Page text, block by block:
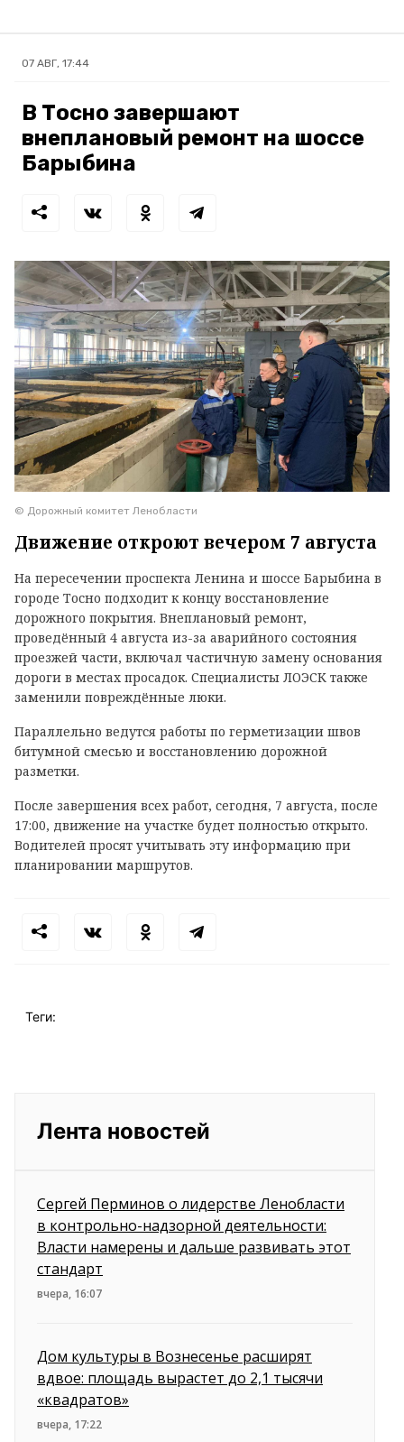
07 АВГ, 17:44
В Тосно завершают
внеплановый ремонт на шоссе
Барыбина
© Дорожный комитет Ленобласти
Движение откроют вечером 7 августа
На пересечении проспекта Ленина и шоссе Барыбина в
городе Тосно подходит к концу восстановление
дорожного покрытия. Внеплановый ремонт,
проведённый 4 августа из-за аварийного состояния
проезжей части, включал частичную замену основания
дороги в местах просадок. Специалисты ЛОЭСК также
заменили повреждённые люки.
Параллельно ведутся работы по герметизации швов
битумной смесью и восстановлению дорожной
разметки.
После завершения всех работ, сегодня, 7 августа, после
17:00, движение на участке будет полностью открыто.
Водителей просят учитывать эту информацию при
планировании маршрутов.
Теги:
Лента новостей
Сергей Перминов о лидерстве Ленобласти
в контрольно-надзорной деятельности:
Власти намерены и дальше развивать этот
стандарт
вчера, 16:07
Дом культуры в Вознесенье расширят
вдвое: площадь вырастет до 2,1 тысячи
«квадратов»
вчера, 17:22